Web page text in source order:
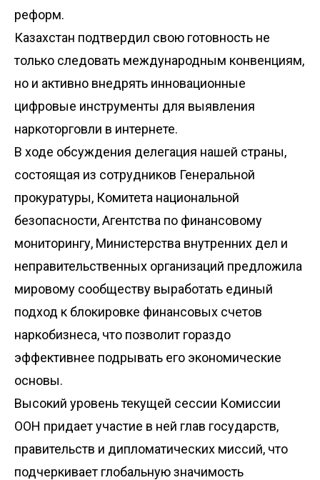
реформ.
Казахстан подтвердил свою готовность не
только следовать международным конвенциям,
но и активно внедрять инновационные
цифровые инструменты для выявления
наркоторговли в интернете.
В ходе обсуждения делегация нашей страны,
состоящая из сотрудников Генеральной
прокуратуры, Комитета национальной
безопасности, Агентства по финансовому
мониторингу, Министерства внутренних дел и
неправительственных организаций предложила
мировому сообществу выработать единый
подход к блокировке финансовых счетов
наркобизнеса, что позволит гораздо
эффективнее подрывать его экономические
основы.
Высокий уровень текущей сессии Комиссии
ООН придает участие в ней глав государств,
правительств и дипломатических миссий, что
подчеркивает глобальную значимость